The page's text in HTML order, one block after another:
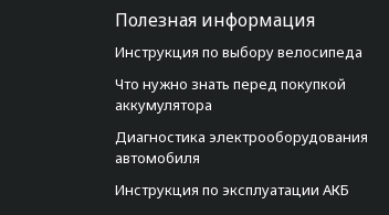
Полезная информация
Инструкция по выбору велосипеда
Что нужно знать перед покупкой
аккумулятора
Диагностика электрооборудования
автомобиля
Инструкция по эксплуатации АКБ